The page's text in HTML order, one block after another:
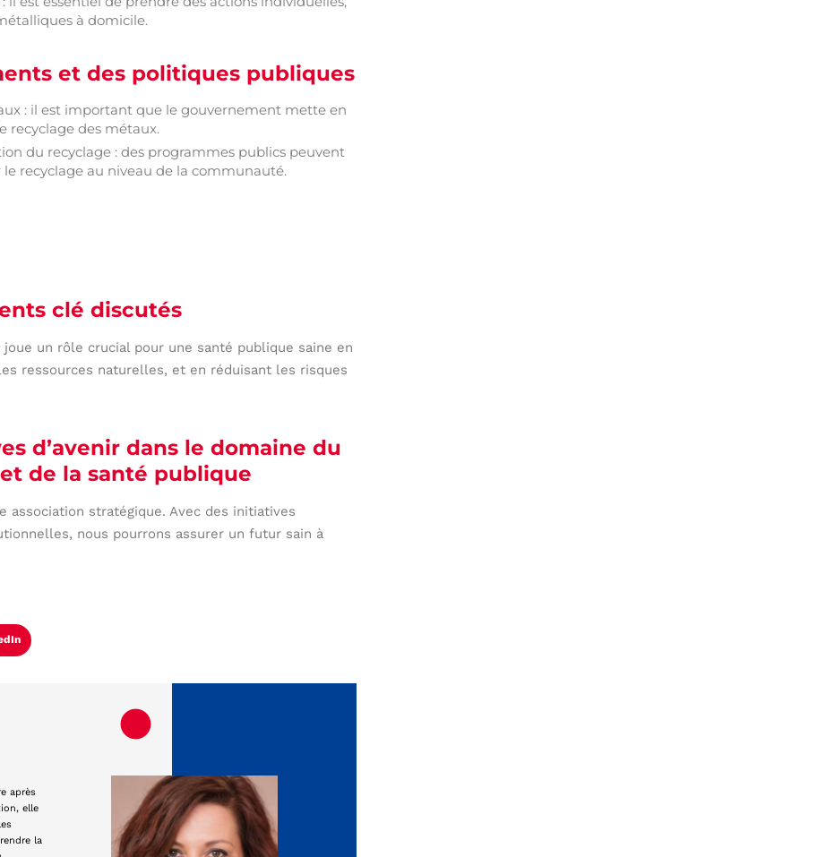
à domicile.
et des politiques publiques
: il est important que le gouvernement mette en
recyclage des métaux.
du recyclage : des programmes publics peuvent
recyclage au niveau de la communauté.
clé discutés
un rôle crucial pour une santé publique saine en
ressources naturelles, et en réduisant les risques
d’avenir dans le domaine du
de la santé publique
association stratégique. Avec des initiatives
nous pourrons assurer un futur sain à
après
elle
la